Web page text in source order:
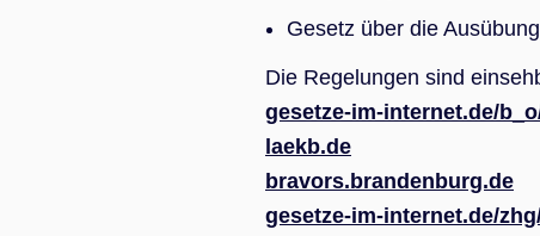
Gesetz über die
Die Regelungen sind
gesetze-im-internet.de/
laekb.de
bravors.brandenburg.de
gesetze-im-internet.de/